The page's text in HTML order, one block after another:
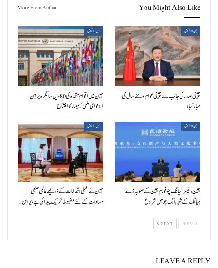
You Might Also Like
More From Author
بین الاقوامی
چینی صدر کی جانب سے چینی عوام کو نئے سال کی
مبارکباد
بین الاقوامی
چین میں اقوام متحدہ کی 80ویں سالگرہ پر بین
الاقوامی علمی سیمینار کا افتتاح
بین الاقوامی
چین، تیسرا لیانگ چو فورم چین کے صوبہ زے
جیانگ کے شہر ہانگ چو میں شروع
بین الاقوامی
چین نے عملی اقدامات کے ذریعے عالمی صنفی
مساوات کے لئے مضبوط تحریک پیدا کی ہے، یو این…
NEXT
LEAVE A REPLY